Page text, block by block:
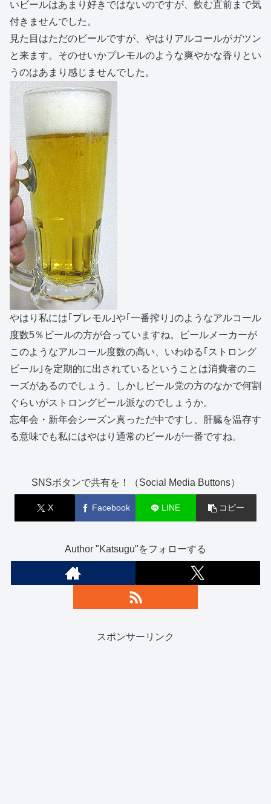
いビールはあまり好きではないのですが、飲む直前まで気
付きませんでした。
見た目はただのビールですが、やはりアルコールがガツン
と来ます。そのせいかプレモルのような爽やかな香りとい
うのはあまり感じませんでした。
やはり私には｢プレモル｣や｢一番搾り｣のようなアルコール
度数5％ビールの方が合っていますね。ビールメーカーが
このようなアルコール度数の高い、いわゆる｢ストロング
ビール｣を定期的に出されているということは消費者のニ
ーズがあるのでしょう。しかしビール党の方のなかで何割
ぐらいがストロングビール派なのでしょうか。
忘年会・新年会シーズン真っただ中ですし、肝臓を温存す
る意味でも私にはやはり通常のビールが一番ですね。
SNSボタンで共有を！（Social Media Buttons）
X Facebook LINE コピー
Author "Katsugu"をフォローする
スポンサーリンク